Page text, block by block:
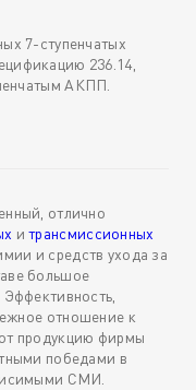
7-ступенчатых
236.14,
АКПП.
отлично
итрансмиссионных
и средств ухода за
большое
отношение к
продукцию фирмы
победами в
СМИ.